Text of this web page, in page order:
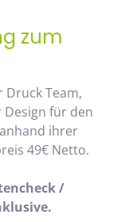
zum
Druck Team,
für den
ihrer
49€ Netto.
/